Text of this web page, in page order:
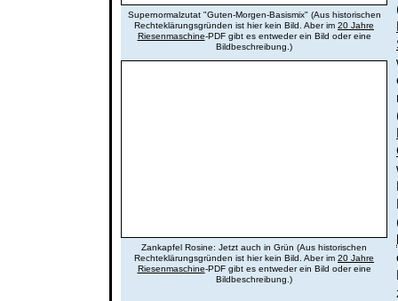
Supernormalzutat "Guten-Morgen-Basismix" (Aus historischen
Rechteklärungsgründen ist hier kein Bild. Aber im 20 Jahre
Riesenmaschine-PDF gibt es entweder ein Bild oder eine
Bildbeschreibung.)
Zankapfel Rosine: Jetzt auch in Grün (Aus historischen
Rechteklärungsgründen ist hier kein Bild. Aber im 20 Jahre
Riesenmaschine-PDF gibt es entweder ein Bild oder eine
Bildbeschreibung.)